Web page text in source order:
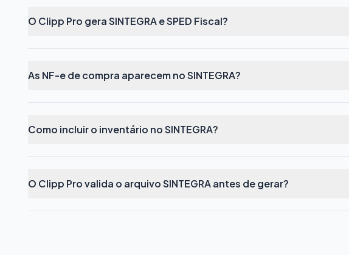
O Clipp Pro gera SINTEGRA e SPED Fiscal?
As NF-e de compra aparecem no SINTEGRA?
Como incluir o inventário no SINTEGRA?
O Clipp Pro valida o arquivo SINTEGRA antes de gerar?